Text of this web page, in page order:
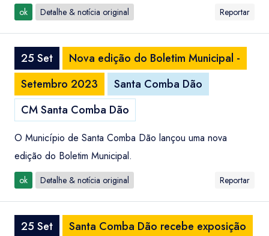
ok Detalhe & notícia original Reportar
25 Set
Nova edição do Boletim Municipal -
Setembro 2023
Santa Comba Dão
CM Santa Comba Dão
O Município de Santa Comba Dão lançou uma nova
edição do Boletim Municipal.
ok Detalhe & notícia original Reportar
25 Set
Santa Comba Dão recebe exposição